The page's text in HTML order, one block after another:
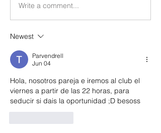
Write a comment...
Newest
Parvendrell
Jun 04
Hola, nosotros pareja e iremos al club el
viernes a partir de las 22 horas, para
seducir si dais la oportunidad ;D besoss